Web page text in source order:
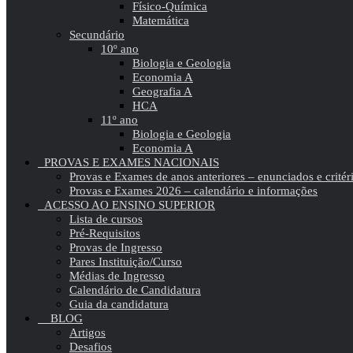
Físico-Química
Matemática
Secundário
10º ano
Biologia e Geologia
Economia A
Geografia A
HCA
11º ano
Biologia e Geologia
Economia A
PROVAS E EXAMES NACIONAIS
Provas e Exames de anos anteriores – enunciados e
Provas e Exames 2026 – calendário e informações
ACESSO AO ENSINO SUPERIOR
Lista de cursos
Pré-Requisitos
Provas de Ingresso
Pares Instituição/Curso
Médias de Ingresso
Calendário de Candidatura
Guia da candidatura
BLOG
Artigos
Desafios